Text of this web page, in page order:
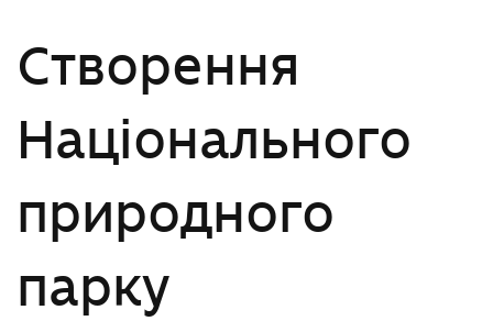
Створення
Національного
природного
парку